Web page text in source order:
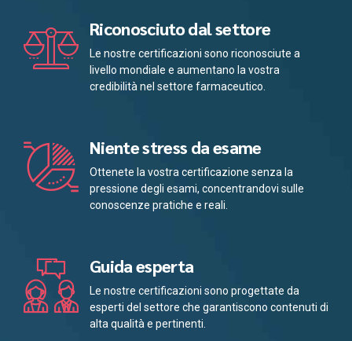
Riconosciuto dal settore
Le nostre certificazioni sono riconosciute a
livello mondiale e aumentano la vostra
credibilità nel settore farmaceutico.
Niente stress da esame
Ottenete la vostra certificazione senza la
pressione degli esami, concentrandovi sulle
conoscenze pratiche e reali.
Guida esperta
Le nostre certificazioni sono progettate da
esperti del settore che garantiscono contenuti di
alta qualità e pertinenti.